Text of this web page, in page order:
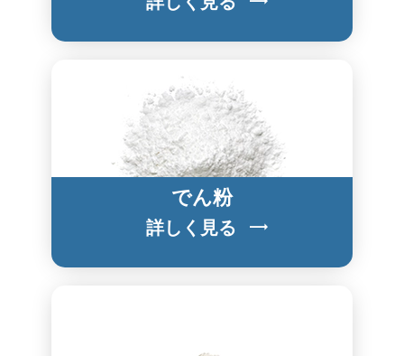
でん粉
詳しく見る